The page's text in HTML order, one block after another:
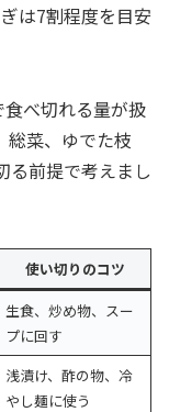
は7割程度を目安
べ切れる量が扱
総菜、ゆでた枝
る前提で考えまし
使い切りのコツ
生食、炒め物、スー
プに回す
浅漬け、酢の物、冷
やし麺に使う